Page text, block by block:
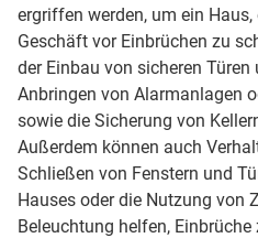
ergriffen werden, um ein
Geschäft vor Einbrüchen zu
der Einbau von sicheren Türen
Anbringen von Alarmanlagen
sowie die Sicherung von
Außerdem können auch
Schließen von Fenstern und
Hauses oder die Nutzung von
Beleuchtung helfen,